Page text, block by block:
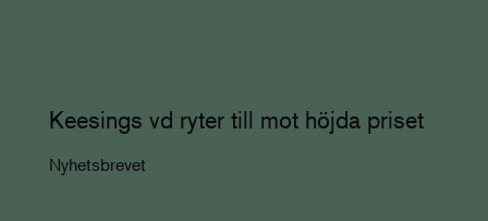
Keesings vd ryter till mot höjda priset
Nyhetsbrevet